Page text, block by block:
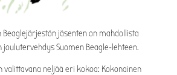
Beaglejärjestön jäsenten on mahdollista
Suomen Beagle-lehteen.
valittavana neljää eri kokoa: Kokonainen